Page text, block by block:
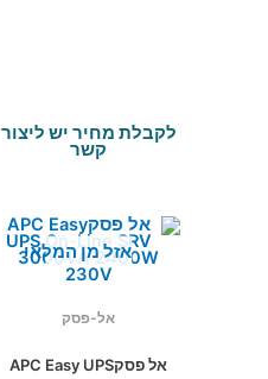
לקבלת מחיר יש ליצור
קשר
אזל מן המלאי
אל-פסק
אל פסקAPC Easy UPS